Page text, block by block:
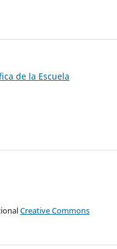
de la Escuela
Creative Commons